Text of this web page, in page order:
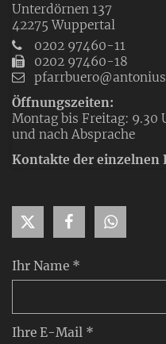
Ihr Name *
Ihre E-Mail *
Unterdörnen 137
42275 Wuppertal
0202 97460-11
0202 97460-18
Öffnungszeiten:
Montag bis Freitag: 9.30
und nach Absprache
Kontakte der einzelnen